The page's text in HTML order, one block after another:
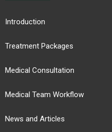
Introduction
Treatment Packages
Medical Consultation
Medical Team Workflow
News and Articles